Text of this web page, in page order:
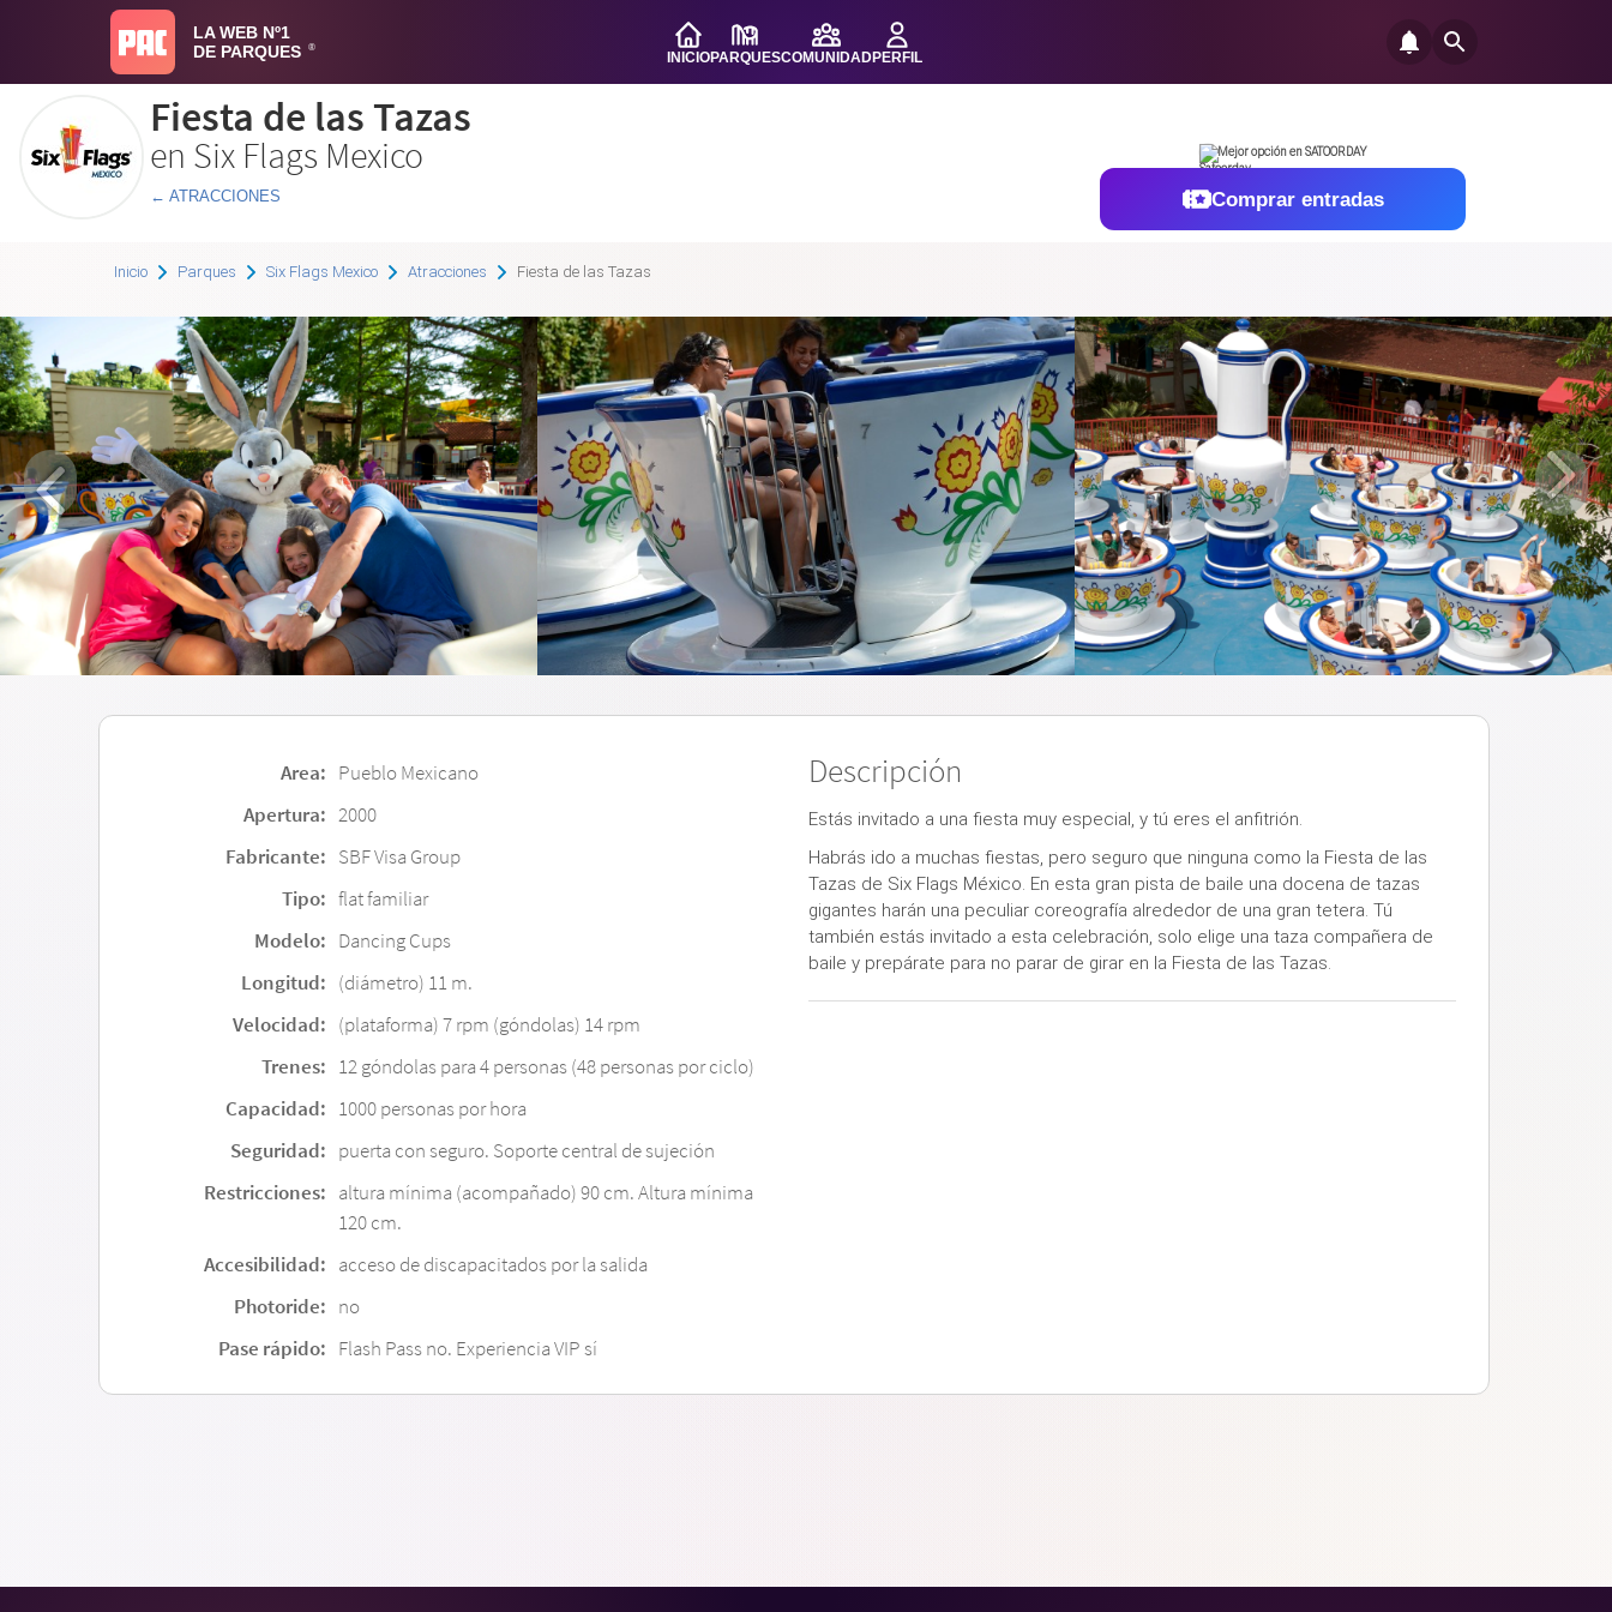
LA WEB Nº1
DE PARQUES
®
INICIOPARQUESCOMUNIDADPERFIL
Fiesta de las Tazas
en Six Flags Mexico
← ATRACCIONES
Mejor opción en SATOORDAY
Comprar entradas
Inicio Parques Six Flags Mexico Atracciones Fiesta de las Tazas
Area: Pueblo Mexicano
Apertura: 2000
Fabricante: SBF Visa Group
Tipo: flat familiar
Modelo: Dancing Cups
Longitud: (diámetro) 11 m.
Velocidad: (plataforma) 7 rpm (góndolas) 14 rpm
Trenes: 12 góndolas para 4 personas (48 personas por ciclo)
Capacidad: 1000 personas por hora
Seguridad: puerta con seguro. Soporte central de sujeción
Restricciones: altura mínima (acompañado) 90 cm. Altura mínima
120 cm.
Accesibilidad: acceso de discapacitados por la salida
Photoride: no
Pase rápido: Flash Pass no. Experiencia VIP sí
Descripción
Estás invitado a una fiesta muy especial, y tú eres el anfitrión.
Habrás ido a muchas fiestas, pero seguro que ninguna como la Fiesta de las
Tazas de Six Flags México. En esta gran pista de baile una docena de tazas
gigantes harán una peculiar coreografía alrededor de una gran tetera. Tú
también estás invitado a esta celebración, solo elige una taza compañera de
baile y prepárate para no parar de girar en la Fiesta de las Tazas.